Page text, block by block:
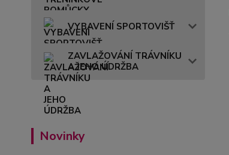
VYBAVENÍ SPORTOVIŠŤ
ZAVLAŽOVÁNÍ TRÁVNÍKU
A JEHO ÚDRŽBA
Novinky